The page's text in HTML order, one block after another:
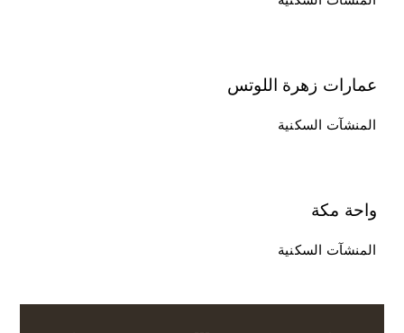
عمارات زهرة اللوتس
المنشآت السكنية
واحة مكة
المنشآت السكنية